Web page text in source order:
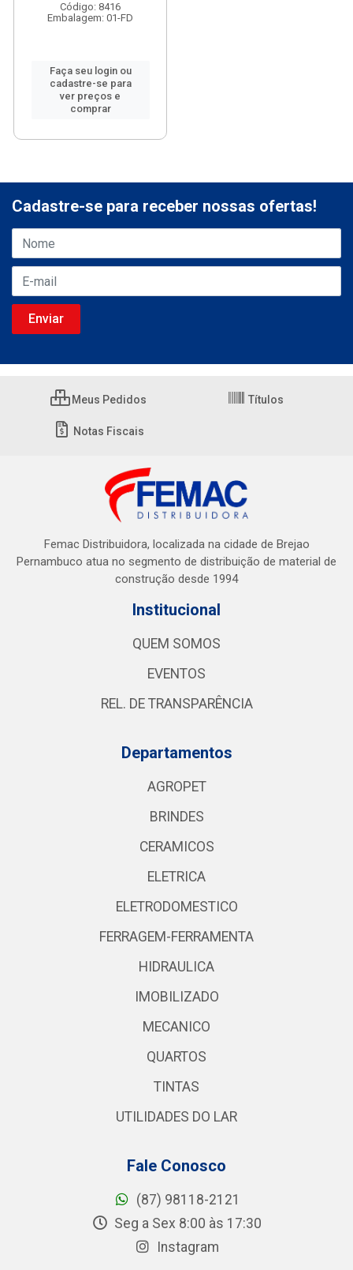
Código: 8416
Embalagem: 01-FD
Faça seu login ou
cadastre-se para
ver preços e
comprar
Cadastre-se para receber nossas ofertas!
Meus Pedidos Títulos
Notas Fiscais
Femac Distribuidora, localizada na cidade de Brejao
Pernambuco atua no segmento de distribuição de material de
construção desde 1994
Institucional
QUEM SOMOS
EVENTOS
REL. DE TRANSPARÊNCIA
Departamentos
AGROPET
BRINDES
CERAMICOS
ELETRICA
ELETRODOMESTICO
FERRAGEM-FERRAMENTA
HIDRAULICA
IMOBILIZADO
MECANICO
QUARTOS
TINTAS
UTILIDADES DO LAR
Fale Conosco
(87) 98118-2121
Seg a Sex 8:00 às 17:30
Instagram